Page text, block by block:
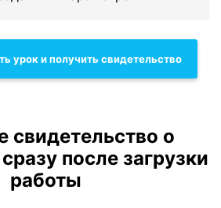
урок и получить свидетельство
свидетельство о
после загрузки
работы